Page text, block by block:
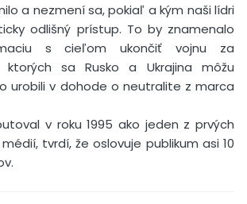
a nezmení sa, pokiaľ a kým naši lídri
odlišný prístup. To by znamenalo
s cieľom ukončiť vojnu za
ktorých sa Rusko a Ukrajina môžu
urobili v dohode o neutralite z marca
v roku 1995 ako jeden z prvých
tvrdí, že oslovuje publikum asi 10